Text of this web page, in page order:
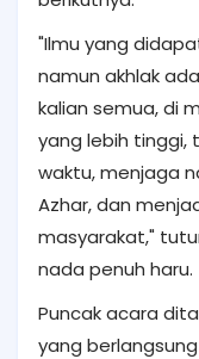
"Ilmu yang
namun akhlak
kalian semua, di
yang lebih
waktu, menjaga
Azhar, dan
masyarakat,"
nada penuh haru.
Puncak acara
yang